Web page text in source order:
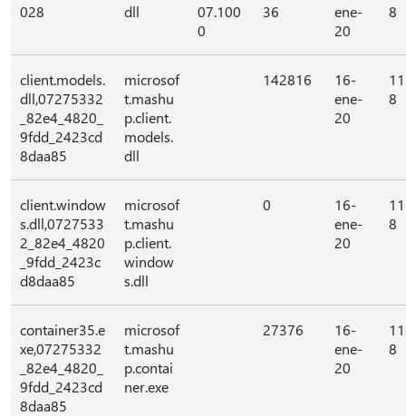
028
dll
07.100
0
36
ene-
20
8
client.models.
dll,07275332
_82e4_4820_
9fdd_2423cd
8daa85
microsof
t.mashu
p.client.
models.
dll
142816
16-
ene-
20
8
client.window
s.dll,0727533
2_82e4_4820
_9fdd_2423c
d8daa85
microsof
t.mashu
p.client.
window
s.dll
0
16-
ene-
20
8
container35.e
xe,07275332
_82e4_4820_
9fdd_2423cd
8daa85
microsof
t.mashu
p.contai
ner.exe
27376
16-
ene-
20
8